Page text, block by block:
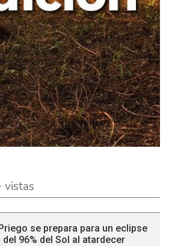
vistas
se prepara para un eclipse
96% del Sol al atardecer